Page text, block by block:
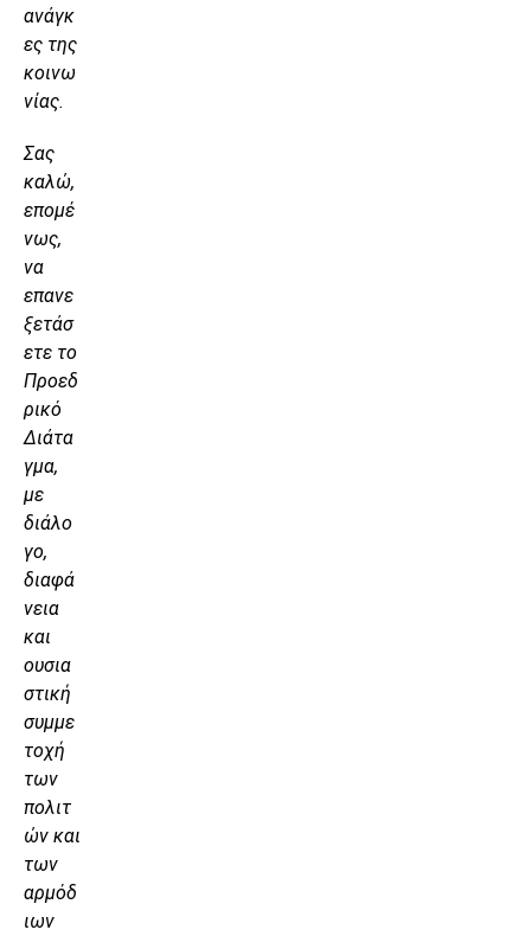
ανάγκ
ες της
κοινω
νίας.
Σας
καλώ,
επομέ
νως,
να
επανε
ξετάσ
ετε το
Προεδ
ρικό
Διάτα
γμα,
με
διάλο
γο,
διαφά
νεια
και
ουσια
στική
συμμε
τοχή
των
πολιτ
ών και
των
αρμόδ
ιων